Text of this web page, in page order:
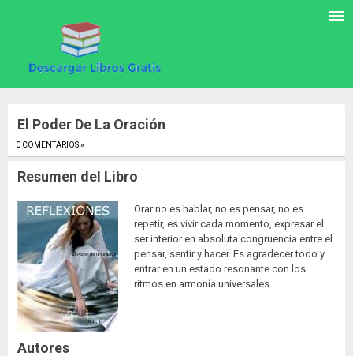
El Poder De La Oración
0 COMENTARIOS ».
Resumen del Libro
Orar no es hablar, no es pensar, no es
repetir, es vivir cada momento, expresar el
ser interior en absoluta congruencia entre el
pensar, sentir y hacer. Es agradecer todo y
entrar en un estado resonante con los
ritmos en armonía universales.
Autores